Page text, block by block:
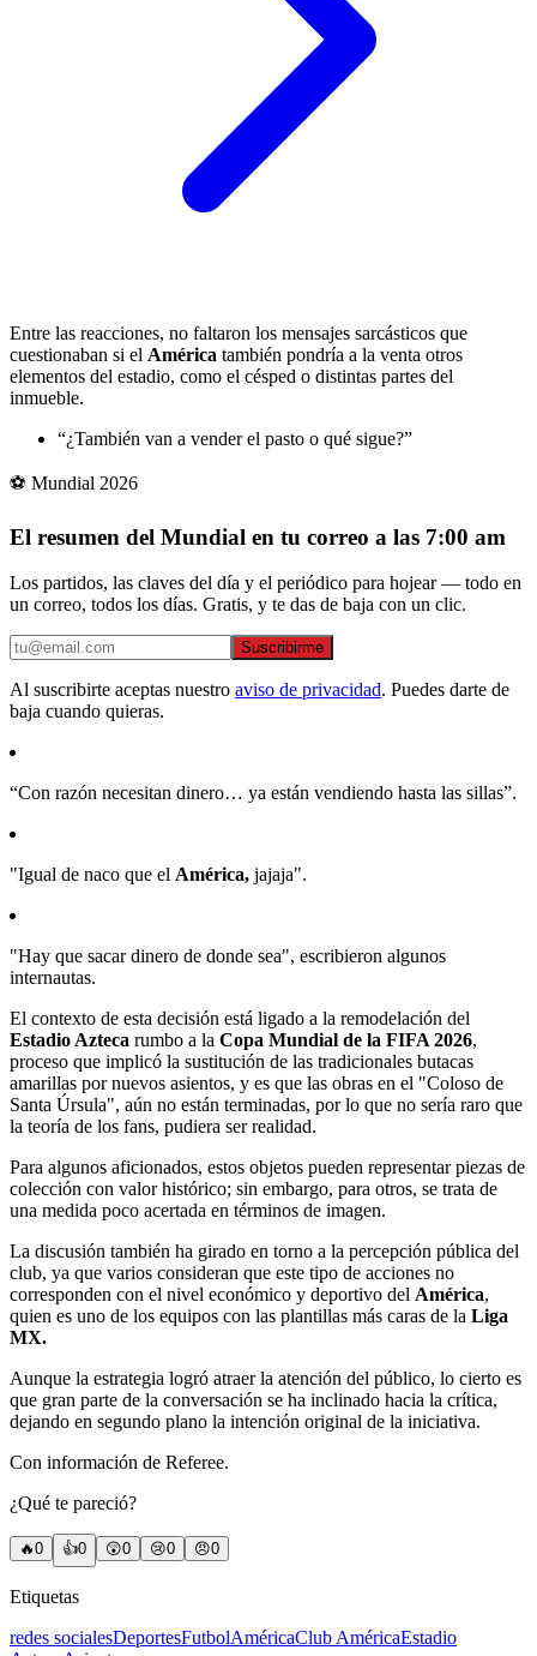
Entre las reacciones, no faltaron los mensajes sarcásticos que
cuestionaban si el América también pondría a la venta otros
elementos del estadio, como el césped o distintas partes del
inmueble.
“¿También van a vender el pasto o qué sigue?”
⚽ Mundial 2026
El resumen del Mundial en tu correo a las 7:00 am
Los partidos, las claves del día y el periódico para hojear — todo en
un correo, todos los días. Gratis, y te das de baja con un clic.
Suscribirme
Al suscribirte aceptas nuestro aviso de privacidad. Puedes darte de
baja cuando quieras.
“Con razón necesitan dinero… ya están vendiendo hasta las sillas”.
"Igual de naco que el América, jajaja".
"Hay que sacar dinero de donde sea", escribieron algunos
internautas.
El contexto de esta decisión está ligado a la remodelación del
Estadio Azteca rumbo a la Copa Mundial de la FIFA 2026,
proceso que implicó la sustitución de las tradicionales butacas
amarillas por nuevos asientos, y es que las obras en el "Coloso de
Santa Úrsula", aún no están terminadas, por lo que no sería raro que
la teoría de los fans, pudiera ser realidad.
Para algunos aficionados, estos objetos pueden representar piezas de
colección con valor histórico; sin embargo, para otros, se trata de
una medida poco acertada en términos de imagen.
La discusión también ha girado en torno a la percepción pública del
club, ya que varios consideran que este tipo de acciones no
corresponden con el nivel económico y deportivo del América,
quien es uno de los equipos con las plantillas más caras de la Liga
MX.
Aunque la estrategia logró atraer la atención del público, lo cierto es
que gran parte de la conversación se ha inclinado hacia la crítica,
dejando en segundo plano la intención original de la iniciativa.
Con información de Referee.
¿Qué te pareció?
🔥0 👍0 😲0 😢0 😠0
Etiquetas
redes socialesDeportesFutbolAméricaClub AméricaEstadio